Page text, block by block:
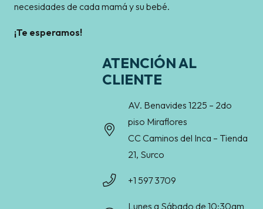
necesidades de cada mamá y su bebé.
¡Te esperamos!
ATENCIÓN AL
CLIENTE
AV. Benavides 1225 – 2do
piso Miraflores
CC Caminos del Inca – Tienda
21, Surco
+1 597 3709
Lunes a Sábado de 10:30am